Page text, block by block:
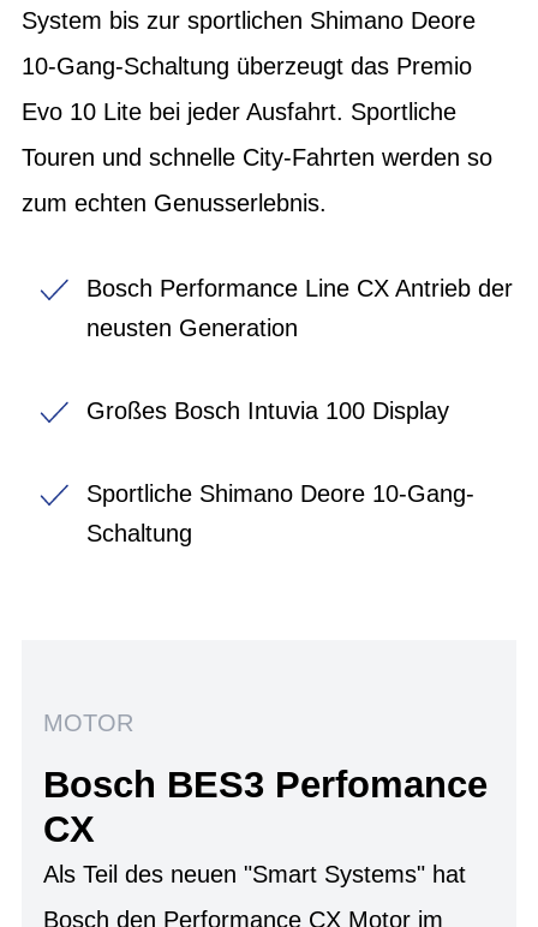
System bis zur sportlichen Shimano Deore
10-Gang-Schaltung überzeugt das Premio
Evo 10 Lite bei jeder Ausfahrt. Sportliche
Touren und schnelle City-Fahrten werden so
zum echten Genusserlebnis.
Bosch Performance Line CX Antrieb der
neusten Generation
Großes Bosch Intuvia 100 Display
Sportliche Shimano Deore 10-Gang-
Schaltung
MOTOR
Bosch BES3 Perfomance
CX
Als Teil des neuen "Smart Systems" hat
Bosch den Performance CX Motor im